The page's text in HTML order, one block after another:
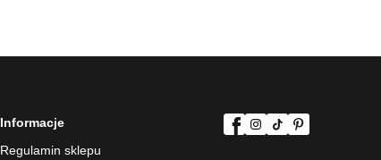
Informacje
Regulamin sklepu